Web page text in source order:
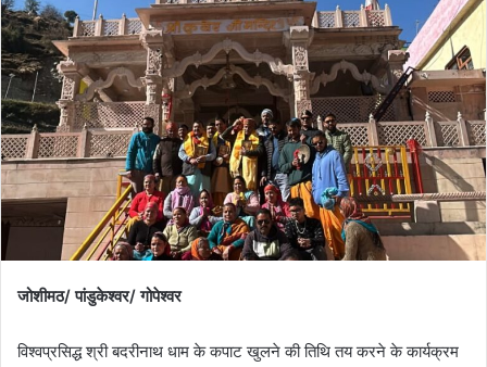
जोशीमठ/ पांडुकेश्वर/ गोपेश्वर
विश्वप्रसिद्ध श्री बदरीनाथ धाम के कपाट खुलने की तिथि तय करने के कार्यक्रम